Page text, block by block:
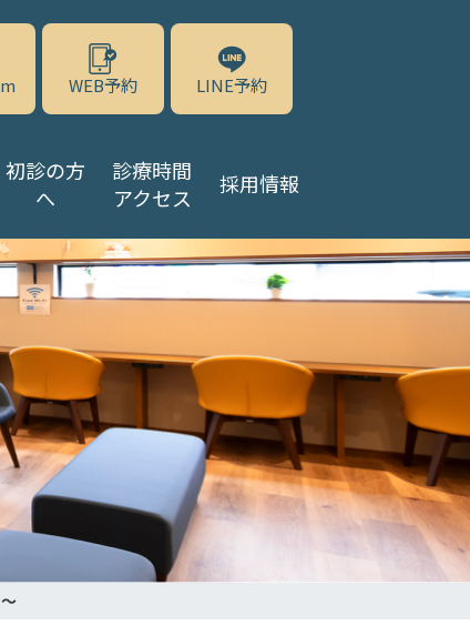
WEB予約 LINE予約
初診の方
へ
診療時間
アクセス
採用情報